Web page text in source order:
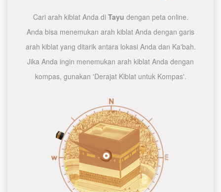
Cari arah kiblat Anda di Tayu dengan peta online.
Anda bisa menemukan arah kiblat Anda dengan garis
arah kiblat yang ditarik antara lokasi Anda dan Ka'bah.
Jika Anda ingin menemukan arah kiblat Anda dengan
kompas, gunakan 'Derajat Kiblat untuk Kompas'.